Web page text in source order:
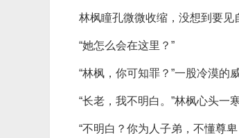
林枫瞳孔微微收缩，没想到要见
“她怎么会在这里？”
“林枫，你可知罪？”一股冷漠的
“长老，我不明白。”林枫心头一
“不明白？你为人子弟，不懂尊